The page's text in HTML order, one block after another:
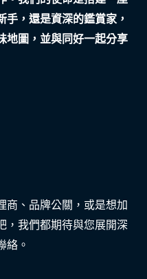
，還是資深的鑑賞家，
地圖，並與同好一起分享
商、品牌公關，或是想加
，我們都期待與您展開深
絡。